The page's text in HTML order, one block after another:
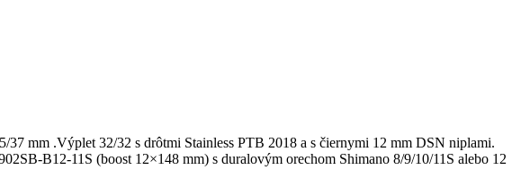
mm .Výplet 32/32 s drôtmi Stainless PTB 2018 a s čiernymi 12 mm DSN niplami.
B12-11S (boost 12×148 mm) s duralovým orechom Shimano 8/9/10/11S alebo 12